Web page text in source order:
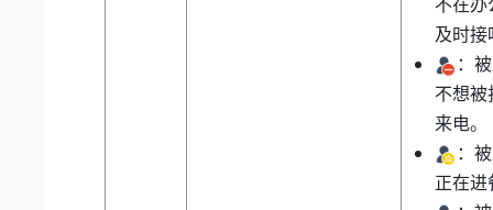
不在
及时接
：
不想
来电。
：
正在进